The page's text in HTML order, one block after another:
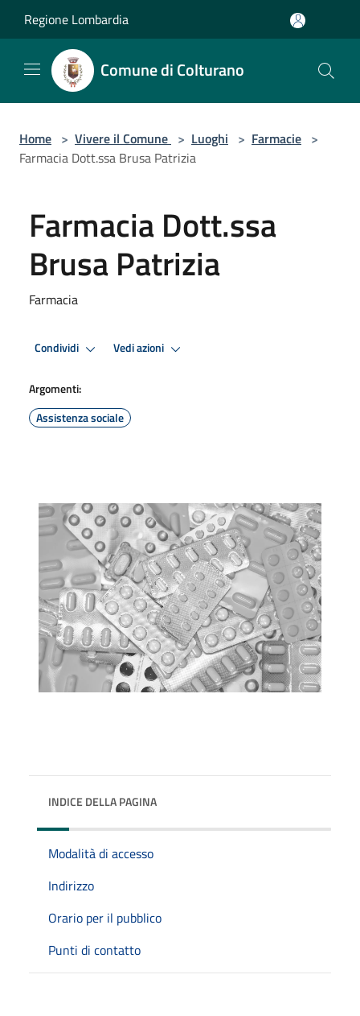
Regione Lombardia
Comune di Colturano
Home > Vivere il Comune > Luoghi > Farmacie >
Farmacia Dott.ssa Brusa Patrizia
Farmacia Dott.ssa
Brusa Patrizia
Farmacia
Condividi Vedi azioni
Argomenti:
Assistenza sociale
INDICE DELLA PAGINA
Modalità di accesso
Indirizzo
Orario per il pubblico
Punti di contatto